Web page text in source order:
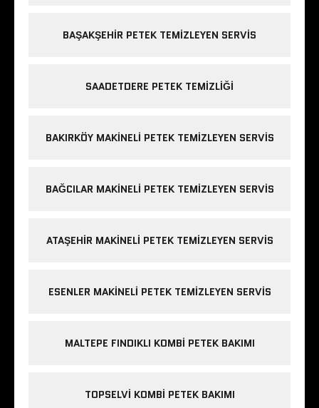
BAŞAKŞEHIR PETEK TEMIZLEYEN SERVIS
SAADETDERE PETEK TEMIZLIĞI
BAKIRKÖY MAKINELI PETEK TEMIZLEYEN SERVIS
BAĞCILAR MAKINELI PETEK TEMIZLEYEN SERVIS
ATAŞEHIR MAKINELI PETEK TEMIZLEYEN SERVIS
ESENLER MAKINELI PETEK TEMIZLEYEN SERVIS
MALTEPE FINDIKLI KOMBI PETEK BAKIMI
TOPSELVI KOMBI PETEK BAKIMI